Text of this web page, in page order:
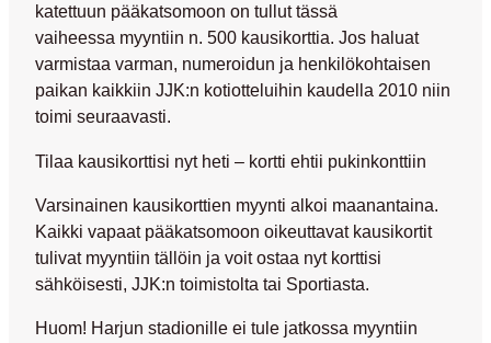
katettuun pääkatsomoon on tullut tässä
vaiheessa myyntiin n. 500 kausikorttia. Jos haluat
varmistaa varman, numeroidun ja henkilökohtaisen
paikan kaikkiin JJK:n kotiotteluihin kaudella 2010 niin
toimi seuraavasti.
Tilaa kausikorttisi nyt heti – kortti ehtii pukinkonttiin
Varsinainen kausikorttien myynti alkoi maanantaina.
Kaikki vapaat pääkatsomoon oikeuttavat kausikortit
tulivat myyntiin tällöin ja voit ostaa nyt korttisi
sähköisesti, JJK:n toimistolta tai Sportiasta.
Huom! Harjun stadionille ei tule jatkossa myyntiin